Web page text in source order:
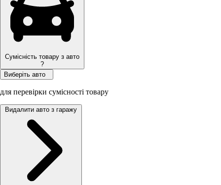
Сумісність товару з авто
?
Виберіть авто
для перевірки сумісності товару
Видалити авто з гаражу